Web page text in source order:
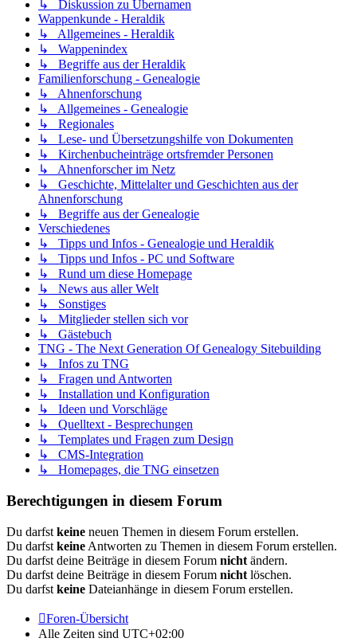
↳ Diskussion zu Übernamen
Wappenkunde - Heraldik
↳ Allgemeines - Heraldik
↳ Wappenindex
↳ Begriffe aus der Heraldik
Familienforschung - Genealogie
↳ Ahnenforschung
↳ Allgemeines - Genealogie
↳ Regionales
↳ Lese- und Übersetzungshilfe von Dokumenten
↳ Kirchenbucheinträge ortsfremder Personen
↳ Ahnenforscher im Netz
↳ Geschichte, Mittelalter und Geschichten aus der
Ahnenforschung
↳ Begriffe aus der Genealogie
Verschiedenes
↳ Tipps und Infos - Genealogie und Heraldik
↳ Tipps und Infos - PC und Software
↳ Rund um diese Homepage
↳ News aus aller Welt
↳ Sonstiges
↳ Mitglieder stellen sich vor
↳ Gästebuch
TNG - The Next Generation Of Genealogy Sitebuilding
↳ Infos zu TNG
↳ Fragen und Antworten
↳ Installation und Konfiguration
↳ Ideen und Vorschläge
↳ Quelltext - Besprechungen
↳ Templates und Fragen zum Design
↳ CMS-Integration
↳ Homepages, die TNG einsetzen
Berechtigungen in diesem Forum
Du darfst keine neuen Themen in diesem Forum erstellen.
Du darfst keine Antworten zu Themen in diesem Forum erstellen.
Du darfst deine Beiträge in diesem Forum nicht ändern.
Du darfst deine Beiträge in diesem Forum nicht löschen.
Du darfst keine Dateianhänge in diesem Forum erstellen.
Foren-Übersicht
Alle Zeiten sind UTC+02:00